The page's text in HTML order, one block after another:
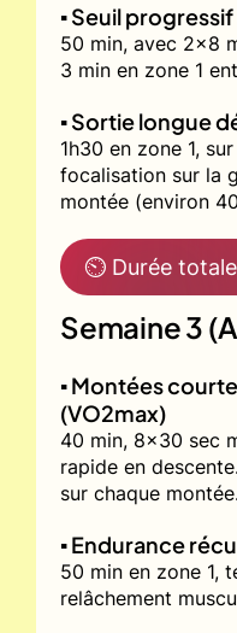
▪️ Seuil
50 min, avec 2x8
3 min en zone 1
▪️ Sortie longue
1h30 en zone 1,
focalisation sur la
montée (environ
⏲ Durée
Semaine 3
▪️ Montées
(VO2max)
40 min, 8x30 sec
rapide en
sur chaque montée.
▪️ Endurance
50 min en zone 1,
relâchement